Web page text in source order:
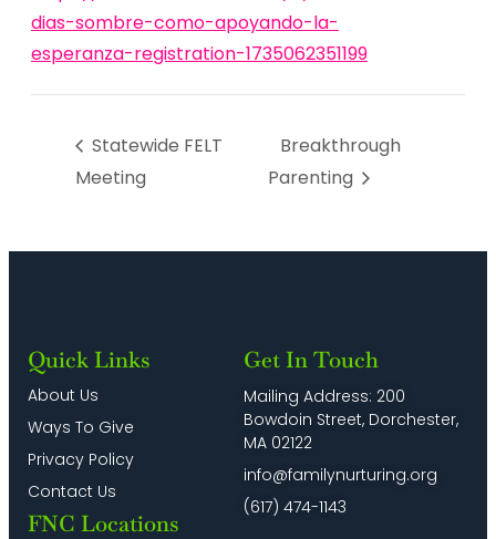
dias-sombre-como-apoyando-la-
esperanza-registration-1735062351199
Statewide FELT
Meeting
Breakthrough
Parenting
Quick Links
About Us
Ways To Give
Privacy Policy
Contact Us
FNC Locations
Get In Touch
Mailing Address: 200
Bowdoin Street, Dorchester,
MA 02122
info@familynurturing.org
(617) 474-1143